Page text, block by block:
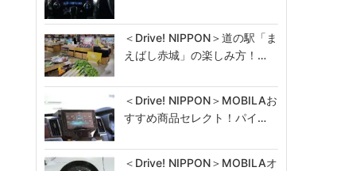
＜Drive! NIPPON＞道の駅「ま
えばし赤城」の楽しみ方！…
＜Drive! NIPPON＞MOBILAお
すすめ商品セレクト！パイ…
＜Drive! NIPPON＞MOBILAオ